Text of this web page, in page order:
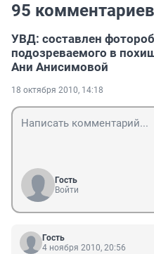
95
УВД: составлен
подозреваемого в
Ани Анисимовой
18 октября 2010, 14:18
Гость
Войти
Гость
4 ноября 2010, 20:56